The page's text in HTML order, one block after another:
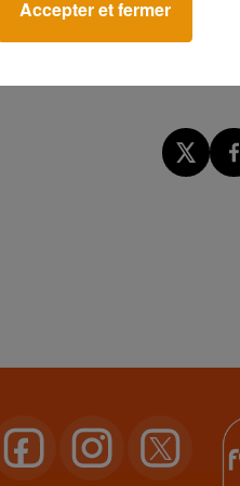
afin de pénaliser le
Accepter et fermer